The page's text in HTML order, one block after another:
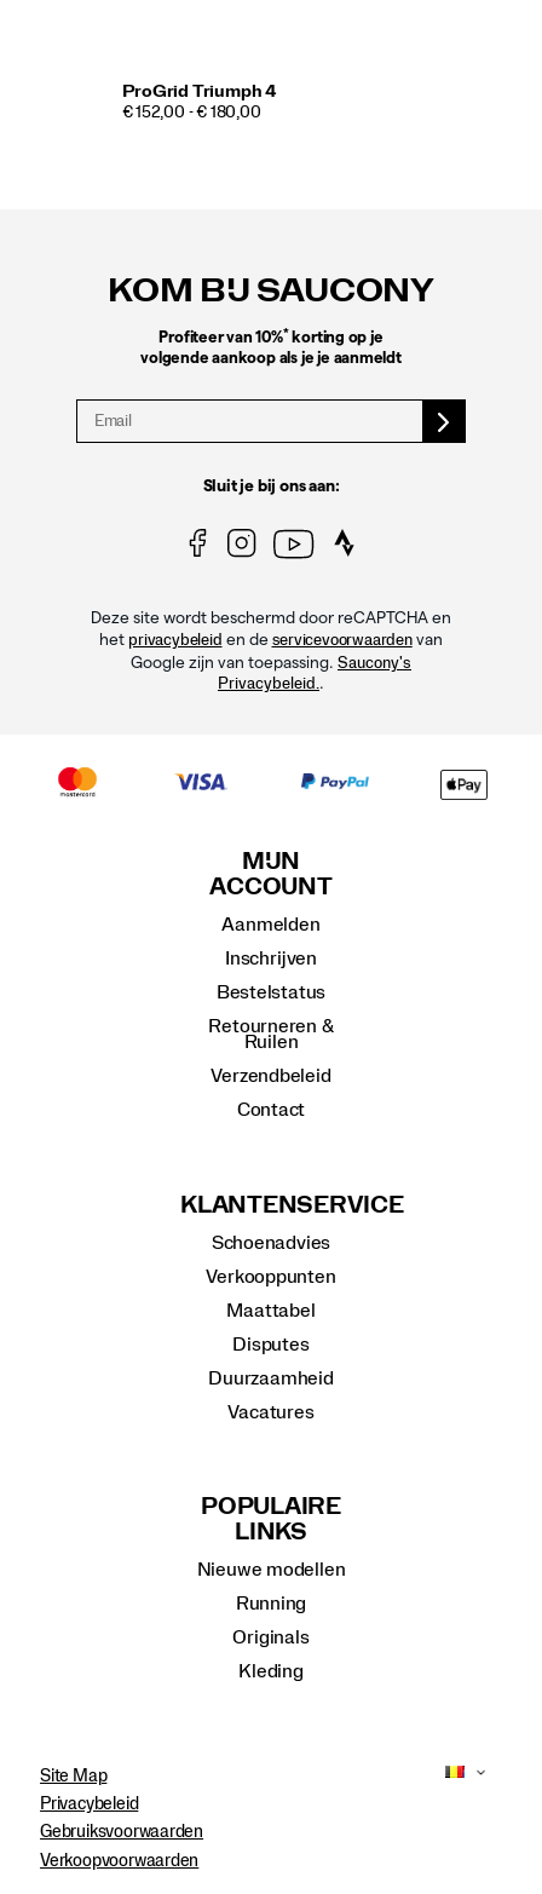
ProGrid Triumph 4
€ 152,00 - € 180,00
KOM BIJ SAUCONY
Profiteer van 10%* korting op je
volgende aankoop als je je aanmeldt
Sluit je bij ons aan:
Deze site wordt beschermd door reCAPTCHA en
het privacybeleid en de servicevoorwaardenvan
Google zijn van toepassing. Saucony's
Privacybeleid. .
MIJN
ACCOUNT
Aanmelden
Inschrijven
Bestelstatus
Retourneren &
Ruilen
Verzendbeleid
Contact
KLANTENSERVICE
Schoenadvies
Verkooppunten
Maattabel
Disputes
Duurzaamheid
Vacatures
POPULAIRE
LINKS
Nieuwe modellen
Running
Originals
Kleding
Site Map
Privacybeleid
Gebruiksvoorwaarden
Verkoopvoorwaarden